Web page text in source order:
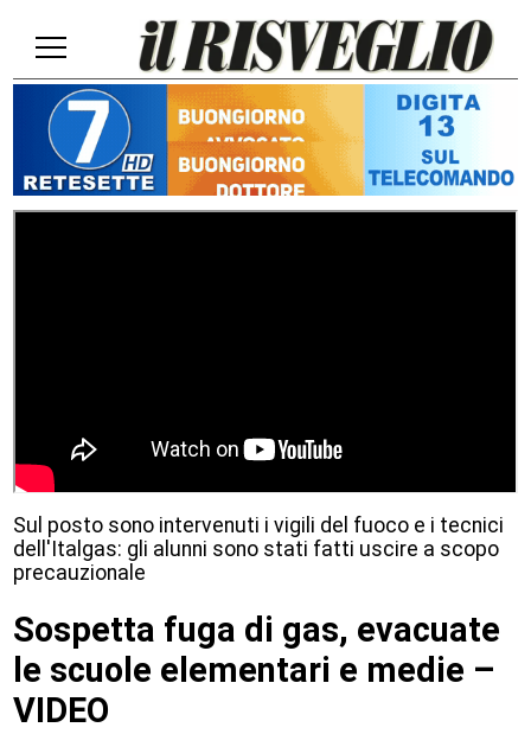
Sul posto sono intervenuti i vigili del fuoco e i tecnici
dell'Italgas: gli alunni sono stati fatti uscire a scopo
precauzionale
Sospetta fuga di gas, evacuate
le scuole elementari e medie –
VIDEO